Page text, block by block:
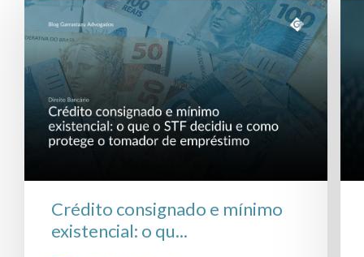
Crédito consignado e mínimo
existencial: o qu...